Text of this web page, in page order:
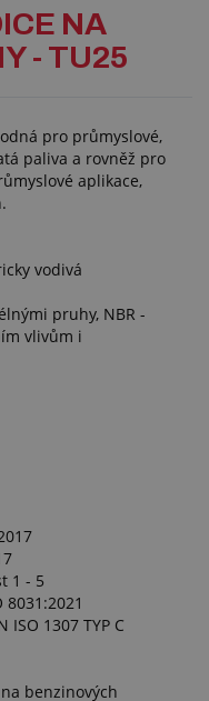
NA
- TU25
pro průmyslové,
paliva a rovněž pro
aplikace,
vodivá
pruhy, NBR -
vlivům i
1 - 5
1307 TYP C
benzinových